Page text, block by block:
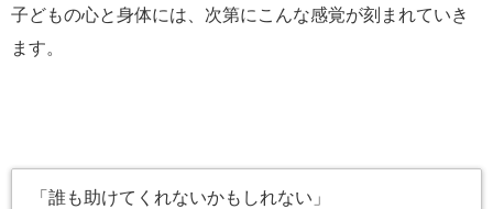
子どもの心と身体には、次第にこんな感覚が刻まれていき
ます。
「誰も助けてくれないかもしれない」